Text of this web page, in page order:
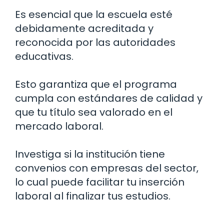
Es esencial que la escuela esté
debidamente acreditada y
reconocida por las autoridades
educativas.
Esto garantiza que el programa
cumpla con estándares de calidad y
que tu título sea valorado en el
mercado laboral.
Investiga si la institución tiene
convenios con empresas del sector,
lo cual puede facilitar tu inserción
laboral al finalizar tus estudios.